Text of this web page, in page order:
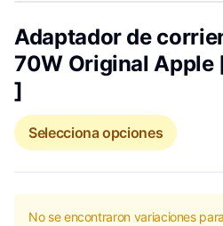
Adaptador de
70W Original Apple
]
Selecciona opciones
No se encontraron variaciones